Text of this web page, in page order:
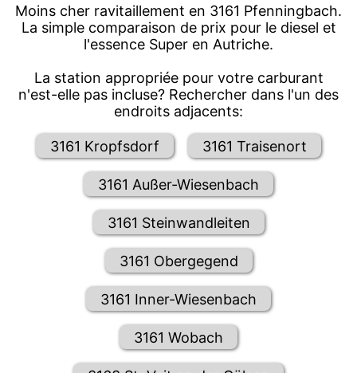
Moins cher ravitaillement en 3161 Pfenningbach.
La simple comparaison de prix pour le diesel et
l'essence Super en Autriche.
La station appropriée pour votre carburant
n'est-elle pas incluse? Rechercher dans l'un des
endroits adjacents:
3161 Kropfsdorf 3161 Traisenort
3161 Außer-Wiesenbach
3161 Steinwandleiten
3161 Obergegend
3161 Inner-Wiesenbach
3161 Wobach